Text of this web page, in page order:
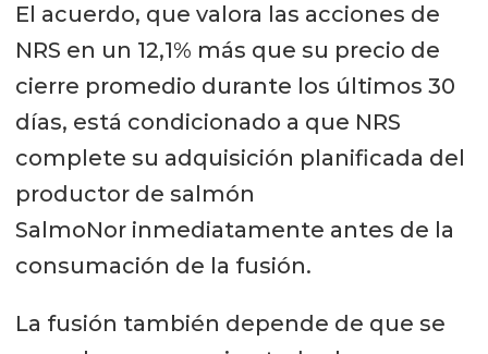
El acuerdo, que valora las acciones de
NRS en un 12,1% más que su precio de
cierre promedio durante los últimos 30
días, está condicionado a que NRS
complete su adquisición planificada del
productor de salmón
SalmoNor inmediatamente antes de la
consumación de la fusión.
La fusión también depende de que se